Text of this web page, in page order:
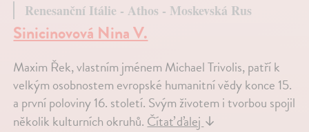
Renesanční Itálie - Athos - Moskevská Rus
Sinicinovová Nina V.
Maxim Řek, vlastním jménem Michael Trivolis, patří k
velkým osobnostem evropské humanitní vědy konce 15.
a první poloviny 16. století. Svým životem i tvorbou spojil
několik kulturních okruhů. Čítať ďalej ↓